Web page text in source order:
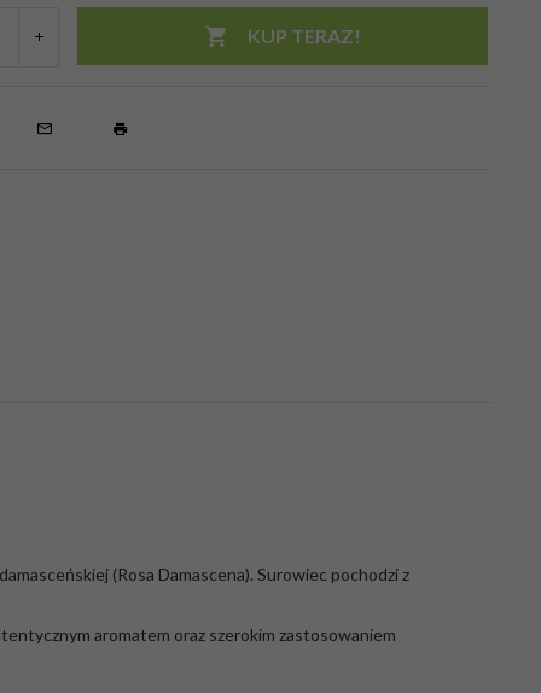
KUP TERAZ!
(Rosa Damascena). Surowiec pochodzi z
aromatem oraz szerokim zastosowaniem